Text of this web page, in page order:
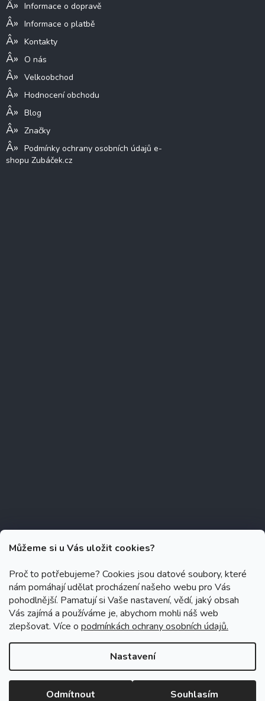
Můžeme si u Vás uložit cookies?
Proč to potřebujeme? Cookies jsou datové soubory, které
nám pomáhají udělat procházení našeho webu pro Vás
pohodlnější. Pamatují si Vaše nastavení, vědí, jaký obsah
Vás zajímá a používáme je, abychom mohli náš web
zlepšovat. Více o podmínkách ochrany osobních údajů.
Nastavení
Odmítnout Souhlasím
Informace o dopravě
Informace o platbě
Kontakty
O nás
Velkoobchod
Hodnocení obchodu
Blog
Značky
Podmínky ochrany osobních údajů e-
shopu Zubáček.cz
Copyright 2026 Zubáček.cz . Všechna práva vyhrazena.
Upravit
nastavení cookies
Grafický návrh vytvořil a na Shoptet implementoval Tomáš Hlad
Shoptetak.cz.